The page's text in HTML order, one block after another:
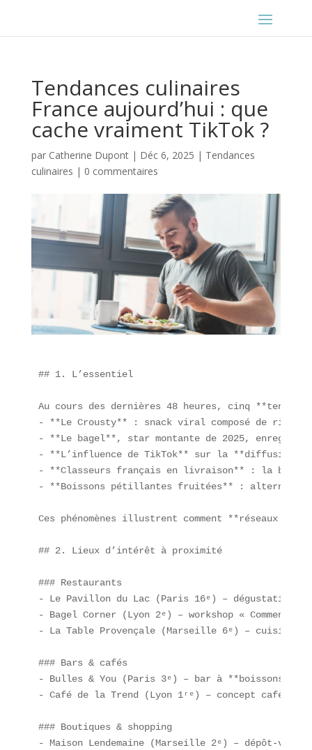
Tendances culinaires
France aujourd’hui : que
cache vraiment TikTok ?
par Catherine Dupont| Déc 6, 2025 | Tendances
culinaires | 0 commentaires
## 1. L’essentiel
Au cours des dernières 48 heures, cinq
- **Le Crousty** : snack viral composé de riz,
- **Le bagel**, star montante de 2025,
- **L’influence de TikTok** sur la **diffusion
- **Classeurs français en livraison** : la
- **Boissons pétillantes fruitées** :
Ces phénomènes illustrent comment **réseaux
## 2. Lieux d’intérêt à proximité
### Restaurants
- Le Pavillon du Lac (Paris 16ᵉ) – dégustation
- Bagel Corner (Lyon 2ᵉ) – workshop « Comment
- La Table Provençale (Marseille 6ᵉ) –
### Bars & cafés
- Bulles & You (Paris 3ᵉ) – bar à **boissons
- Café de la Trend (Lyon 1ʳᵉ) – concept café
### Boutiques & shopping
- Maison Lendemaine (Marseille 2ᵉ) – dépôt-